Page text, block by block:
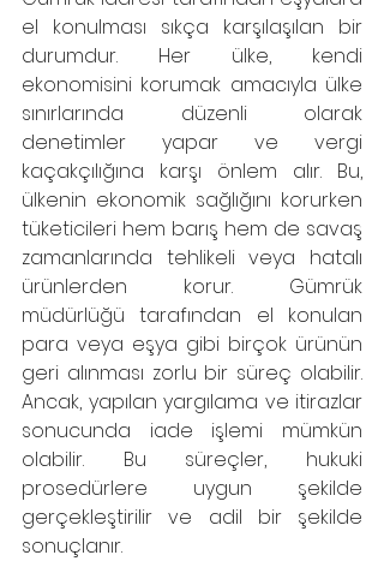
el konulması sıkça karşılaşılan bir
durumdur. Her ülke, kendi
ekonomisini korumak amacıyla ülke
sınırlarında düzenli olarak
denetimler yapar ve vergi
kaçakçılığına karşı önlem alır. Bu,
ülkenin ekonomik sağlığını korurken
tüketicileri hem barış hem de savaş
zamanlarında tehlikeli veya hatalı
ürünlerden korur. Gümrük
müdürlüğü tarafından el konulan
para veya eşya gibi birçok ürünün
geri alınması zorlu bir süreç olabilir.
Ancak, yapılan yargılama ve itirazlar
sonucunda iade işlemi mümkün
olabilir. Bu süreçler, hukuki
prosedürlere uygun şekilde
gerçekleştirilir ve adil bir şekilde
sonuçlanır.